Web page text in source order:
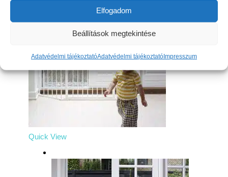
Elfogadom
Beállítások megtekintése
Adatvédelmi tájékoztatóAdatvédelmi tájékoztatóImpresszum
Quick View